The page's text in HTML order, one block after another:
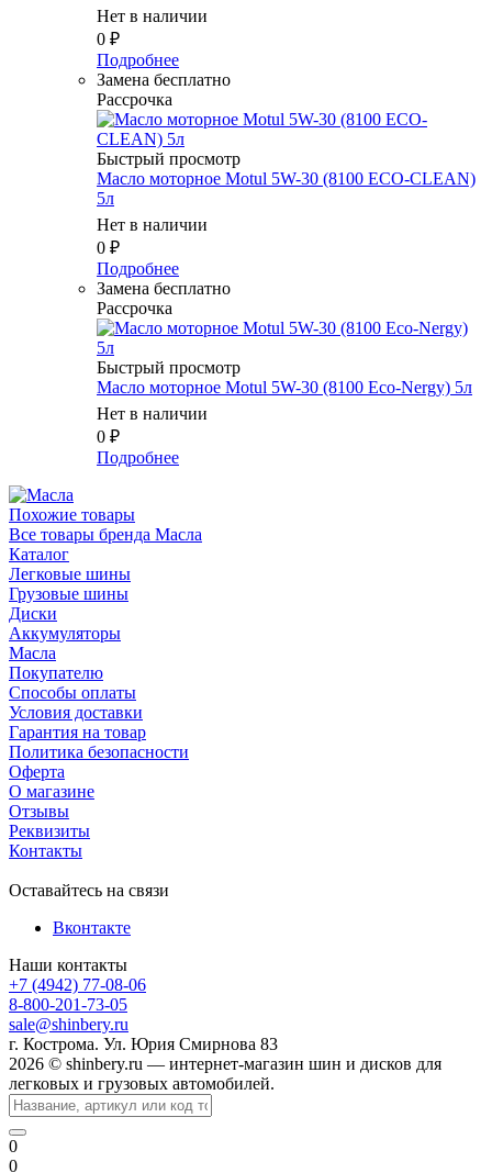
Нет в наличии
0 ₽
Подробнее
Замена бесплатно
Рассрочка
Быстрый просмотр
Масло моторное Motul 5W-30 (8100 ECO-CLEAN)
5л
Нет в наличии
0 ₽
Подробнее
Замена бесплатно
Рассрочка
Быстрый просмотр
Масло моторное Motul 5W-30 (8100 Eco-Nergy) 5л
Нет в наличии
0 ₽
Подробнее
Похожие товары
Все товары бренда Масла
Каталог
Легковые шины
Грузовые шины
Диски
Аккумуляторы
Масла
Покупателю
Способы оплаты
Условия доставки
Гарантия на товар
Политика безопасности
Оферта
О магазине
Отзывы
Реквизиты
Контакты
Оставайтесь на связи
Вконтакте
Наши контакты
+7 (4942) 77-08-06
8-800-201-73-05
sale@shinbery.ru
г. Кострома. Ул. Юрия Смирнова 83
2026 © shinbery.ru — интернет-магазин шин и дисков для
легковых и грузовых автомобилей.
0
0